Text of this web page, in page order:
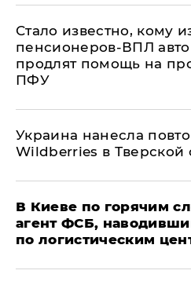
Стало известно, кому
пенсионеров-ВПЛ
продлят помощь на
ПФУ
Украина нанесла
Wildberries в Тверской
В Киеве по горячим
агент ФСБ,
по логистическим